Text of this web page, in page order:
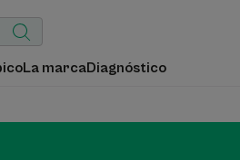
La marcaDiagnóstico